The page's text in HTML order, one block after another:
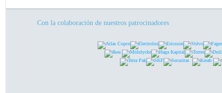
Con la colaboración de nuestros patrocinadores